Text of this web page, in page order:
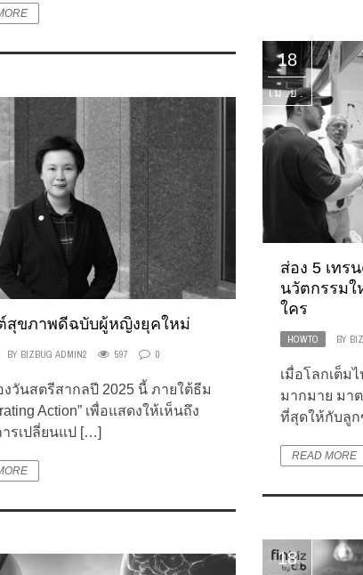
18
เม.ย.
ส่อง 5 เทร
นวัตกรรม
ใคร
HOWTO BY
เมื่อโลกเต็ม
มากมาย มา
ที่สุดให้กับลู
READ MORE
สุขภาพดีฉบับผู้หญิงยุคใหม่
BY BIZBUG ADMIN2 597 0
วันสตรีสากลปี 2025 นี้ ภายใต้ธีม
Action” เพื่อแสดงให้เห็นถึง
รเปลี่ยนแป […]
18